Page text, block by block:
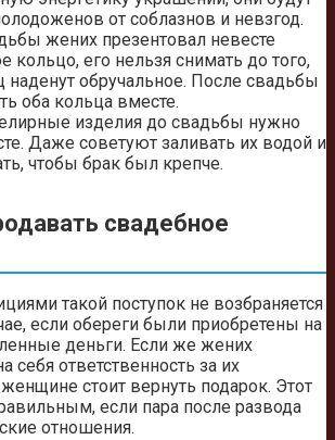
от соблазнов и невзгод.
жених презентовал невесте
кольцо, его нельзя снимать до того,
наденут обручальное. После свадьбы
оба кольца вместе.
изделия до свадьбы нужно
Даже советуют заливать их водой и
чтобы брак был крепче.
свадебное
такой поступок не возбраняется
если обереги были приобретены на
деньги. Если же жених
себя ответственность за их
стоит вернуть подарок. Этот
если пара после развода
отношения.